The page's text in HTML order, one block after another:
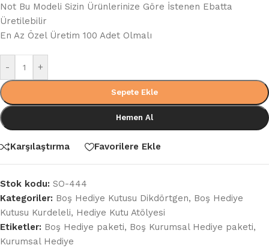
Not Bu Modeli Sizin Ürünlerinize Göre İstenen Ebatta
Üretilebilir
En Az Özel Üretim 100 Adet Olmalı
- +
Sepete Ekle
Hemen Al
Karşılaştırma Favorilere Ekle
Stok kodu: SO-444
Kategoriler: Boş Hediye Kutusu Dikdörtgen, Boş Hediye
Kutusu Kurdeleli, Hediye Kutu Atölyesi
Etiketler: Boş Hediye paketi, Boş Kurumsal Hediye paketi,
Kurumsal Hediye